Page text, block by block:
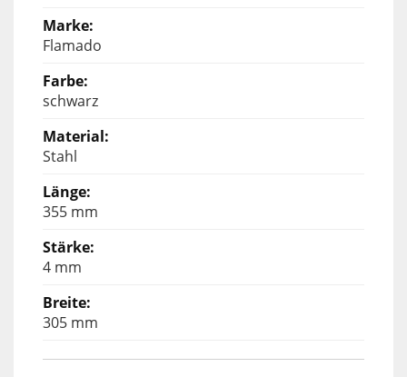
Flamado
schwarz
Stahl
355 mm
4 mm
305 mm